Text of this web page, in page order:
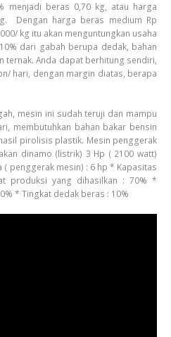
menjadi beras 0,70 kg, atau harga
Dengan harga beras medium Rp
kg itu akan menguntungkan usaha
dari gabah berupa dedak, bahan
ternak. Anda dapat berhitung sendiri,
hari, dengan margin diatas, berapa
mesin ini sudah teruji dan mampu
membutuhkan bahan bakar bensin
pirolisis plastik. Mesin penggerak
dinamo (listrik) 3 Hp ( 2100 watt)
( penggerak mesin) : 6 hp * Kapasitas
produksi yang dihasilkan : 70% *
* Tingkat dedak beras : 10%